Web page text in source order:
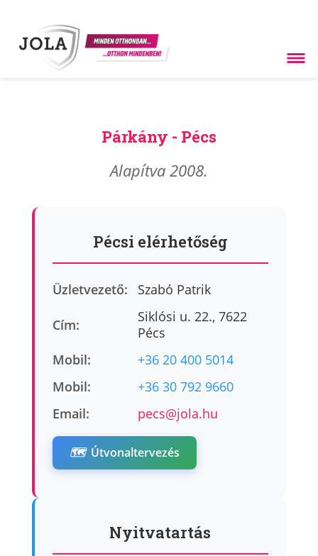
Párkány - Pécs
Alapítva 2008.
Pécsi elérhetőség
Üzletvezető: Szabó Patrik
Cím:
Siklósi u. 22., 7622
Pécs
Mobil:
+36 20 400 5014
Mobil:
+36 30 792 9660
Email:
pecs@jola.hu
🗺️ Útvonaltervezés
Nyitvatartás